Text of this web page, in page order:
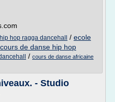
hop ragga dancehall / ecole
cours de danse hip hop
/ cours de danse africaine
- Studio